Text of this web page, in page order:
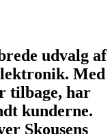
udvalg af
Med
tilbage, har
kunderne.
Skousens